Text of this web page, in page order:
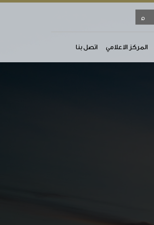
المركز الاعلامي اتصل بنا